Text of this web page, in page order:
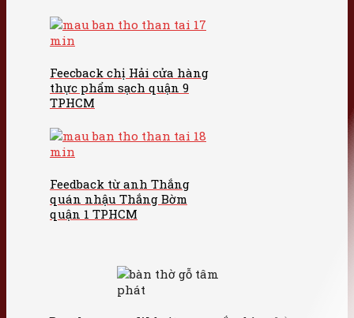
Feecback chị Hải cửa hàng
thực phẩm sạch quận 9
TPHCM
Feedback từ anh Thắng
quán nhậu Thắng Bờm
quận 1 TPHCM